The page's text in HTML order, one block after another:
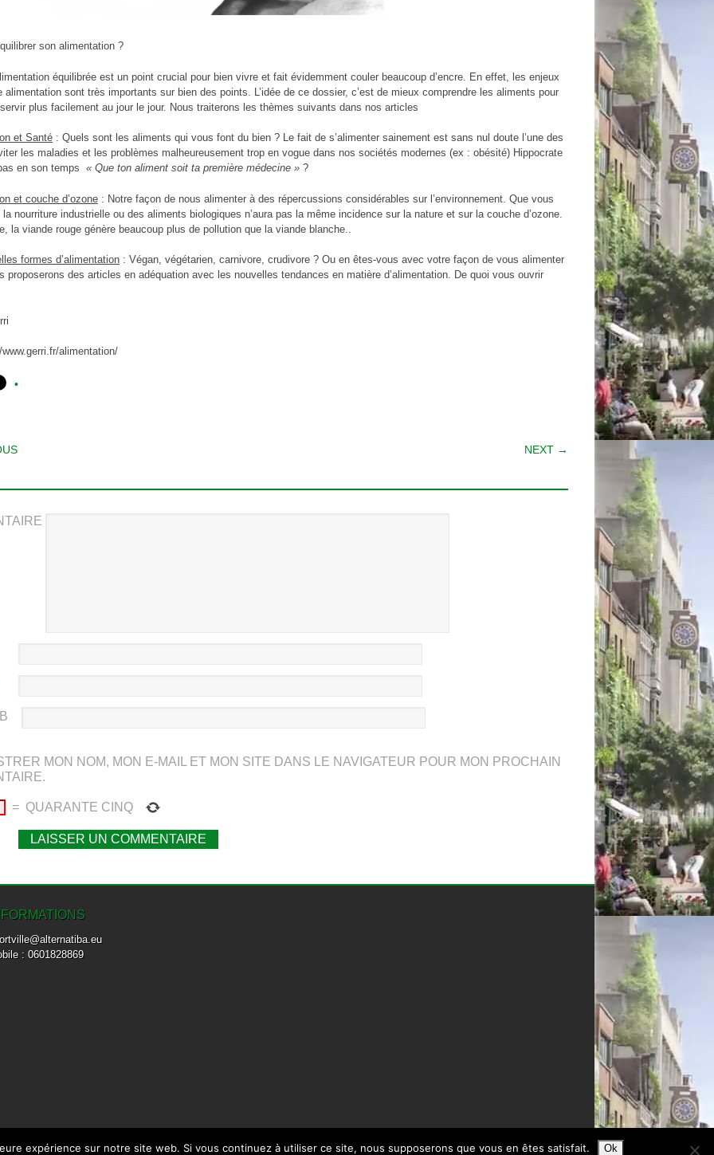
son alimentation ?
équilibrée est un point crucial pour bien vivre et fait évidemment couler beaucoup d’encre. En effet, les enjeux
alimentation sont très importants sur bien des points. L’idée de ce dossier, c’est de mieux comprendre les aliments pour
servir plus facilement au jour le jour. Nous traiterons les thèmes suivants dans nos articles
et Santé : Quels sont les aliments qui vous font du bien ? Le fait de s’alimenter sainement est sans nul doute l’une des
les maladies et les problèmes malheureusement trop en vogue dans nos sociétés modernes (ex : obésité) Hippocrate
en son temps « Que ton aliment soit ta première médecine » ?
et couche d’ozone : Notre façon de nous alimenter à des répercussions considérables sur l’environnement. Que vous
la nourriture industrielle ou des aliments biologiques n’aura pas la même incidence sur la nature et sur la couche d’ozone.
la viande rouge génère beaucoup plus de pollution que la viande blanche..
formes d’alimentation : Végan, végétarien, carnivore, crudivore ? Ou en êtes-vous avec votre façon de vous alimenter
proposerons des articles en adéquation avec les nouvelles tendances en matière d’alimentation. De quoi vous ouvrir
alimentation/
NAVIGATION NEXT →
MON NOM, MON E-MAIL ET MON SITE DANS LE NAVIGATEUR POUR MON PROCHAIN
= QUARANTE CINQ
: 0601828869
expérience sur notre site web. Si vous continuez à utiliser ce site, nous supposerons que vous en êtes satisfait. Ok